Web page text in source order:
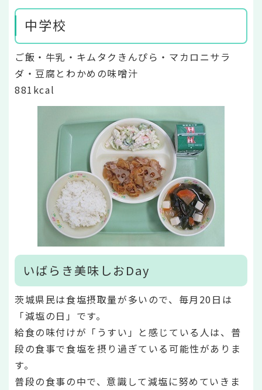
中学校
ご飯・牛乳・キムタクきんぴら・マカロニサラ
ダ・豆腐とわかめの味噌汁
881kcal
いばらき美味しおDay
茨城県民は食塩摂取量が多いので、毎月20日は
「減塩の日」です。
給食の味付けが「うすい」と感じている人は、普
段の食事で食塩を摂り過ぎている可能性がありま
す。
普段の食事の中で、意識して減塩に努めていきま